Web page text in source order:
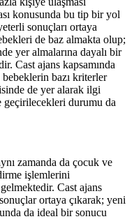
konusunda bu tip bir yol
sonuçları ortaya
de baz almakta olup;
yer almalarına dayalı bir
Cast ajans kapsamında
bebeklerin bazı kriterler
de yer alarak ilgi
geçirilecekleri durumu da
zamanda da çocuk ve
işlemlerini
Cast ajans
ortaya çıkarak; yeni
da ideal bir sonucu